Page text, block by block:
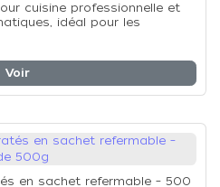
cuisine professionnelle et
idéal pour les
Voir
en sachet refermable – 500